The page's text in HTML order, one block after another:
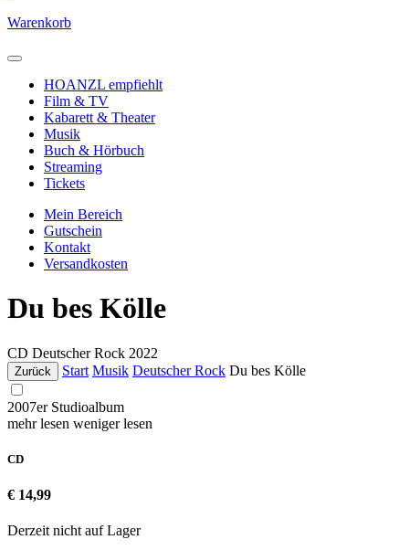
Warenkorb
HOANZL empfiehlt
Film & TV
Kabarett & Theater
Musik
Buch & Hörbuch
Streaming
Tickets
Mein Bereich
Gutschein
Kontakt
Versandkosten
Du bes Kölle
CD Deutscher Rock 2022
Zurück Start Musik Deutscher Rock Du bes Kölle
2007er Studioalbum
mehr lesen weniger lesen
CD
€ 14,99
Derzeit nicht auf Lager